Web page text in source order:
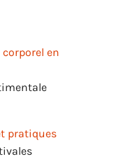
en
pratiques